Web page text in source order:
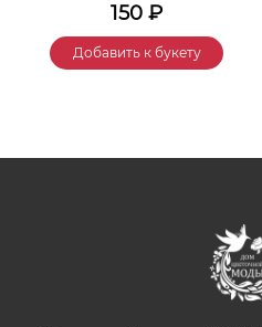
150 ₽
Добавить к букету